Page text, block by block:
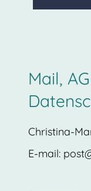
Mail,
Christina-
E-mail: